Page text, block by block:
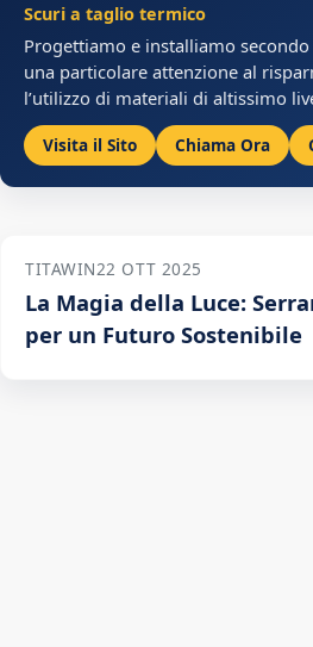
Scuri a taglio termico
Progettiamo e installiamo
una particolare attenzione al
l’utilizzo di materiali di altissimo
Visita il Sito Chiama Ora
TITAWIN22 OTT 2025
La Magia della Luce:
per un Futuro Sostenibile